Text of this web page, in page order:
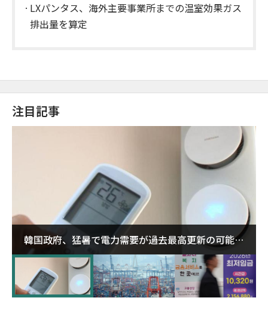
LXパンタス、海外主要事業所までの温室効果ガス
排出量を算定
注目記事
韓国政府、猛暑で電力需要が過去最高更新の可能性
に需給対応体制を点検